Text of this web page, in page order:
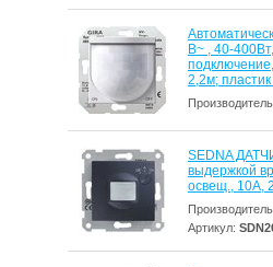
В~ , 40-
2,2м;
SEDNA
выдержкой
освещ., 10А,
Артикул: